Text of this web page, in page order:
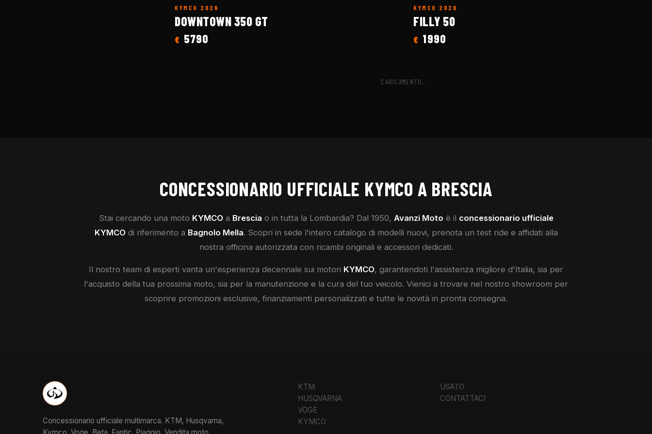
KYMCO 2026
DOWNTOWN 350 GT
€ 5790
KYMCO 2026
FILLY 50
€ 1990
CARICAMENTO…
CONCESSIONARIO UFFICIALE KYMCO A BRESCIA
Stai cercando una moto KYMCO a Brescia o in tutta la Lombardia? Dal 1950, Avanzi Moto è il concessionario ufficiale
KYMCO di riferimento a Bagnolo Mella. Scopri in sede l'intero catalogo di modelli nuovi, prenota un test ride e affidati alla
nostra officina autorizzata con ricambi originali e accessori dedicati.
Il nostro team di esperti vanta un'esperienza decennale sui motori KYMCO, garantendoti l'assistenza migliore d'Italia, sia per
l'acquisto della tua prossima moto, sia per la manutenzione e la cura del tuo veicolo. Vienici a trovare nel nostro showroom per
scoprire promozioni esclusive, finanziamenti personalizzati e tutte le novità in pronta consegna.
Concessionario ufficiale multimarca. KTM, Husqvarna,
KTM
HUSQVARNA
VOGE
KYMCO
USATO
CONTATTACI